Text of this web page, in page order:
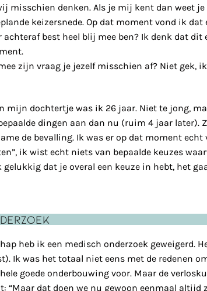
misschien denken. Als je mij kent dan weet
keizersnede. Op dat moment vond ik dat
best heel blij mee ben? Ik denk dat dit
zijn vraag je jezelf misschien af? Niet gek,
mijn dochtertje was ik 26 jaar. Niet te jong,
dingen aan dan nu (ruim 4 jaar later).
de bevalling. Ik was er op dat moment
ik wist echt niets van bepaalde keuzes
gelukkig dat je overal een keuze in hebt, het
heb ik een medisch onderzoek geweigerd.
Ik was het totaal niet eens met de redenen
goede onderbouwing voor. Maar de
“Maar dat doen we nu gewoon eenmaal altijd